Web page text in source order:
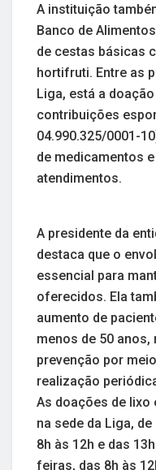
A instituição
Banco de
de cestas básicas
hortifruti. Entre as
Liga, está a
contribuições
04.990.325/0001-
de medicamentos
atendimentos.
A presidente da
destaca que o
essencial para
oferecidos. Ela
aumento de
menos de 50
prevenção por
realização
As doações de
na sede da Liga,
8h às 12h e das
feiras, das 8h às